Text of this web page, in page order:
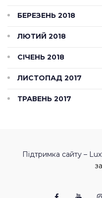
БЕРЕЗЕНЬ 2018
ЛЮТИЙ 2018
СІЧЕНЬ 2018
ЛИСТОПАД 2017
ТРАВЕНЬ 2017
Підтримка сайту –